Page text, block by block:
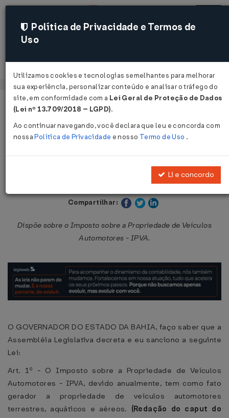
Acessar
Página Inicial Legislações
Lei Nº 6348 DE 17/12/1991
Publicado no DOE - BA em 17 dez 1991
Compartilhar:
Dispõe sobre o Imposto sobre a Propriedade de Veículos
Automotores - IPVA.
O GOVERNADOR DO ESTADO DA BAHIA, faço saber que a
Assembléia Legislativa decreta e eu sanciono a seguinte
Lei:
Art. 1º - O Imposto sobre a Propriedade de Veículos
Automotores - IPVA, devido anualmente, tem como fato
gerador a propriedade de veículos automotores
terrestres, aquáticos e aéreos. (Redação do caput do
Política de Privacidade e Termos de
Uso
Utilizamos cookies e tecnologias semelhantes para melhorar
sua experiência, personalizar conteúdo e analisar o tráfego do
site, em conformidade com a Lei Geral de Proteção de Dados
(Lei nº 13.709/2018 – LGPD).
Ao continuar navegando, você declara que leu e concorda com
nossaPolítica de Privacidade e nosso Termo de Uso .
Li e concordo